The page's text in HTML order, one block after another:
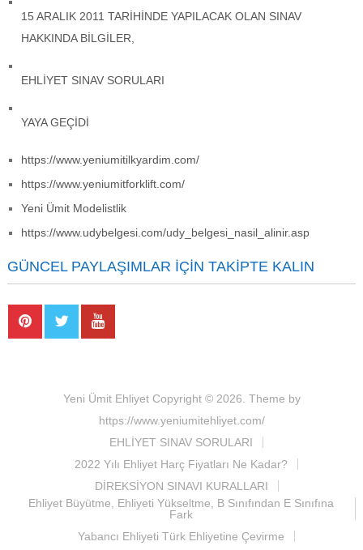
15 ARALIK 2011 TARİHİNDE YAPILACAK OLAN SINAV
HAKKINDA BİLGİLER,
EHLİYET SINAV SORULARI
YAYA GEÇİDİ
https://www.yeniumitilkyardim.com/
https://www.yeniumitforklift.com/
Yeni Ümit Modelistlik
https://www.udybelgesi.com/udy_belgesi_nasil_alinir.asp
GÜNCEL PAYLAŞIMLAR İÇIN TAKIPTE KALIN
Yeni Ümit EhliyetCopyright © 2026. Theme by
https://www.yeniumitehliyet.com/
EHLİYET SINAV SORULARI
2022 Yılı Ehliyet Harç Fiyatları Ne Kadar?
DİREKSİYON SINAVI KURALLARI
Ehliyet Büyütme, Ehliyeti Yükseltme, B Sınıfından E Sınıfına
Fark
Yabancı Ehliyeti Türk Ehliyetine Çevirme